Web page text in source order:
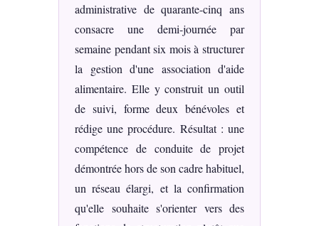
administrative de quarante-cinq ans
consacre une demi-journée par
semaine pendant six mois à structurer
la gestion d'une association d'aide
alimentaire. Elle y construit un outil
de suivi, forme deux bénévoles et
rédige une procédure. Résultat : une
compétence de conduite de projet
démontrée hors de son cadre habituel,
un réseau élargi, et la confirmation
qu'elle souhaite s'orienter vers des